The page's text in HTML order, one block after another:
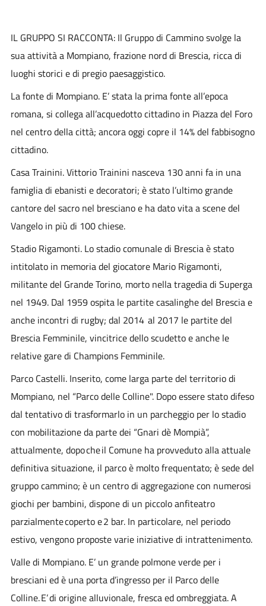
IL GRUPPO SI RACCONTA: Il Gruppo di Cammino svolge la
sua attività a Mompiano, frazione nord di Brescia, ricca di
luoghi storici e di pregio paesaggistico.
La fonte di Mompiano. E’ stata la prima fonte all’epoca
romana, si collega all’acquedotto cittadino in Piazza del Foro
nel centro della città; ancora oggi copre il 14% del fabbisogno
cittadino.
Casa Trainini. Vittorio Trainini nasceva 130 anni fa in una
famiglia di ebanisti e decoratori; è stato l’ultimo grande
cantore del sacro nel bresciano e ha dato vita a scene del
Vangelo in più di 100 chiese.
Stadio Rigamonti. Lo stadio comunale di Brescia è stato
intitolato in memoria del giocatore Mario Rigamonti,
militante del Grande Torino, morto nella tragedia di Superga
nel 1949. Dal 1959 ospita le partite casalinghe del Brescia e
anche incontri di rugby; dal 2014 al 2017 le partite del
Brescia Femminile, vincitrice dello scudetto e anche le
relative gare di Champions Femminile.
Parco Castelli. Inserito, come larga parte del territorio di
Mompiano, nel “Parco delle Colline". Dopo essere stato difeso
dal tentativo di trasformarlo in un parcheggio per lo stadio
con mobilitazione da parte dei “Gnari dè Mompià”,
attualmente, dopo che il Comune ha provveduto alla attuale
definitiva situazione, il parco è molto frequentato; è sede del
gruppo cammino; è un centro di aggregazione con numerosi
giochi per bambini, dispone di un piccolo anfiteatro
parzialmente coperto e 2 bar. In particolare, nel periodo
estivo, vengono proposte varie iniziative di intrattenimento.
Valle di Mompiano. E’ un grande polmone verde per i
bresciani ed è una porta d’ingresso per il Parco delle
Colline. E’ di origine alluvionale, fresca ed ombreggiata. A